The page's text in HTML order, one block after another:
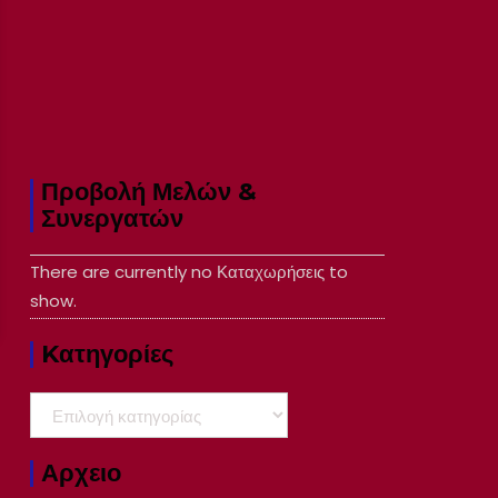
Προβολή Μελών &
Συνεργατών
There are currently no Καταχωρήσεις to
show.
Kατηγορίες
Kατηγορίες
Αρχειο